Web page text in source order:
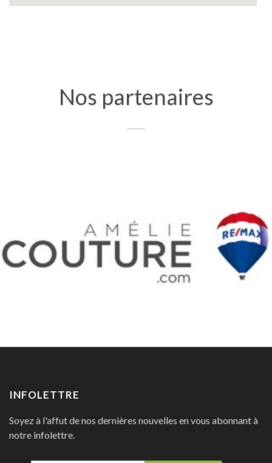
Nos partenaires
INFOLETTRE
Soyez à l'affut de nos dernières nouvelles en vous abonnant à
notre infolettre.